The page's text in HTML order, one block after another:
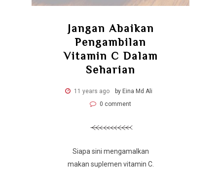
Jangan Abaikan
Pengambilan
Vitamin C Dalam
Seharian
11 years ago
by Eina Md Ali
0 comment
Siapa sini mengamalkan
makan suplemen vitamin C.